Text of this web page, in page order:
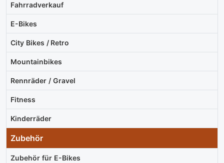
Fahrradverkauf
E-Bikes
City Bikes / Retro
Mountainbikes
Rennräder / Gravel
Fitness
Kinderräder
Zubehör
Zubehör für E-Bikes